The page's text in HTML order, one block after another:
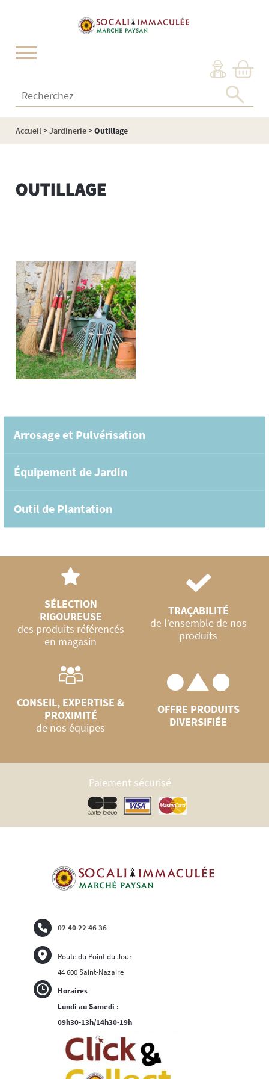
Recherchez :
Accueil>Jardinerie>Outillage
OUTILLAGE
Arrosage et Pulvérisation
Équipement de Jardin
Outil de Plantation
SÉLECTION
RIGOUREUSE
des produits référencés
en magasin
TRAÇABILITÉ
de l’ensemble de nos
produits
CONSEIL, EXPERTISE &
PROXIMITÉ
de nos équipes
OFFRE PRODUITS
DIVERSIFIÉE
Paiement sécurisé
Horaires
Lundi au Samedi :
09h30-13h/14h30-19h
02 40 22 46 36
Route du Point du Jour
44 600 Saint-Nazaire